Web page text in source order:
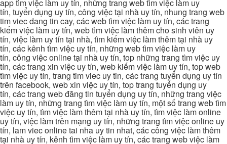
app tìm việc làm uy tín, những trang web tìm việc làm uy
tín, tuyển dụng uy tín, công việc tại nhà uy tín, nhung trang web
tim viec dang tin cay, các web tìm việc làm uy tín, các trang
kiếm việc làm uy tín, web tìm việc làm thêm cho sinh viên uy
tín, việc làm uy tín tại nhà, tìm kiếm việc làm thêm tại nhà uy
tín, các kênh tìm việc uy tín, những web tìm việc làm uy
tín, công việc online tại nhà uy tín, top những trang tìm việc uy
tín, các trang xin việc uy tín, web kiếm việc làm uy tín, top web
tìm việc uy tín, trang tim viec uy tin, các trang tuyển dụng uy tín
trên facebook, web xin việc uy tín, top trang tuyển dụng uy
tín, các trang web đăng tin tuyển dụng uy tín, những trang việc
làm uy tín, những trang tìm việc làm uy tín, một số trang web tìm
việc uy tín, tìm việc làm thêm tại nhà uy tín, tìm việc làm online
uy tín, việc làm trên mạng uy tín, những trang tìm việc online uy
tín, lam viec online tai nha uy tin nhat, các công việc làm thêm
tại nhà uy tín, kênh tìm việc làm uy tín, các trang web việc làm